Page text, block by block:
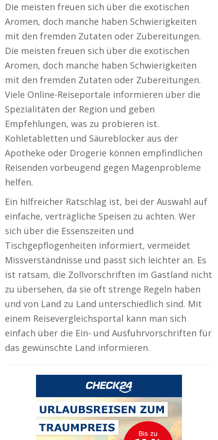
Die meisten freuen sich über die exotischen
Aromen, doch manche haben Schwierigkeiten
mit den fremden Zutaten oder Zubereitungen.
Die meisten freuen sich über die exotischen
Aromen, doch manche haben Schwierigkeiten
mit den fremden Zutaten oder Zubereitungen.
Viele Online-Reiseportale informieren über die
Spezialitäten der Region und geben
Empfehlungen, was zu probieren ist.
Kohletabletten und Säureblocker aus der
Apotheke oder Drogerie können empfindlichen
Reisenden vorbeugend gegen Magenprobleme
helfen.
Ein hilfreicher Ratschlag ist, bei der Auswahl auf
einfache, verträgliche Speisen zu achten. Wer
sich über die Essenszeiten und
Tischgepflogenheiten informiert, vermeidet
Missverständnisse und passt sich leichter an. Es
ist ratsam, die Zollvorschriften im Gastland nicht
zu übersehen, da sie oft strenge Regeln haben
und von Land zu Land unterschiedlich sind. Mit
einem Reisevergleichsportal kann man sich
einfach über die Ein- und Ausfuhrvorschriften für
das gewünschte Land informieren.